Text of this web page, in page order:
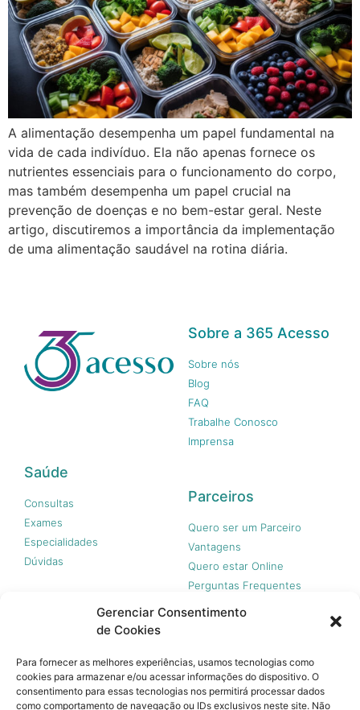
Gerenciar Consentimento
de Cookies
Para fornecer as melhores experiências, usamos tecnologias como
cookies para armazenar e/ou acessar informações do dispositivo. O
consentimento para essas tecnologias nos permitirá processar dados
como comportamento de navegação ou IDs exclusivos neste site. Não
A alimentação desempenha um papel fundamental na
vida de cada indivíduo. Ela não apenas fornece os
nutrientes essenciais para o funcionamento do corpo,
mas também desempenha um papel crucial na
prevenção de doenças e no bem-estar geral. Neste
artigo, discutiremos a importância da implementação
de uma alimentação saudável na rotina diária.
Sobre a 365 Acesso
Sobre nós
Blog
FAQ
Trabalhe Conosco
Imprensa
Saúde
Consultas
Exames
Especialidades
Dúvidas
Parceiros
Quero ser um Parceiro
Vantagens
Quero estar Online
Perguntas Frequentes